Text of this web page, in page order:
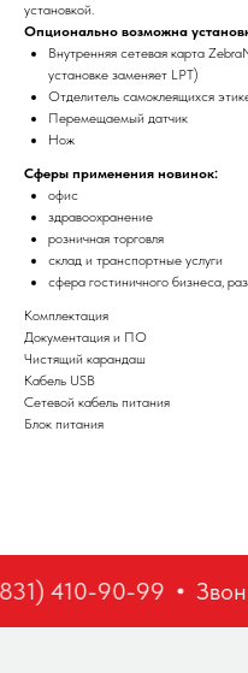
установкой.
Опционально возможна
Внутренняя сетевая карта
установке заменяет LPT)
Отделитель самоклеящихся
Перемещаемый датчик
Нож
Сферы применения новинок:
офис
здравоохранение
розничная торговля
склад и транспортные услуги
сфера гостиничного бизнеса,
Комплектация
Документация и ПО
Чистящий карандаш
Кабель USB
Сетевой кабель питания
Блок питания
410-90-99